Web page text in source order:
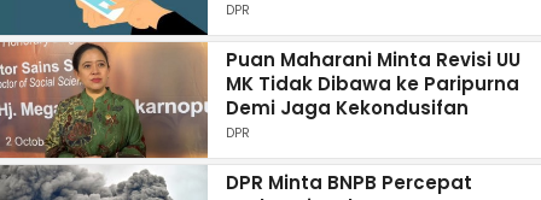
DPR
Puan Maharani Minta Revisi UU
MK Tidak Dibawa ke Paripurna
Demi Jaga Kekondusifan
DPR
DPR Minta BNPB Percepat